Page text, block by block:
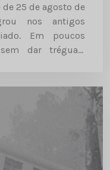
de 25 de agosto de
nos antigos
Em poucos
dar tréguas,